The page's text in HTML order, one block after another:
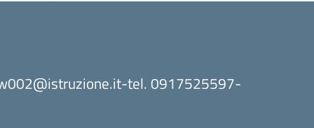
tel. 0917525597-